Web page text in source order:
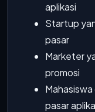
aplikasi
Startup
pasar
Marketer
promosi
pasar